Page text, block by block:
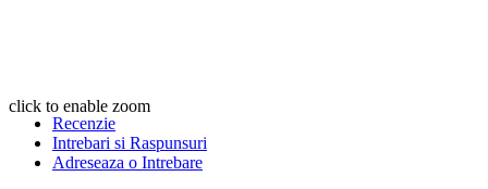
click to enable zoom
Recenzie
Intrebari si Raspunsuri
Adreseaza o Intrebare